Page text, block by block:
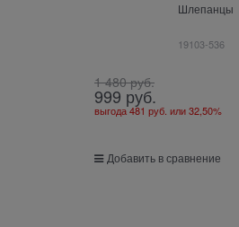
Шлепанцы
19103-536
1 480 руб.
999 руб.
выгода481 руб. или32,50%
Добавить в сравнение